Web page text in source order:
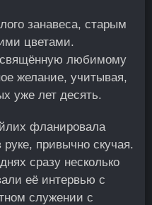
занавеса, старым
цветами.
любимому
желание, учитывая,
уже лет десять.
фланировала
привычно скучая.
сразу несколько
её интервью с
служении с